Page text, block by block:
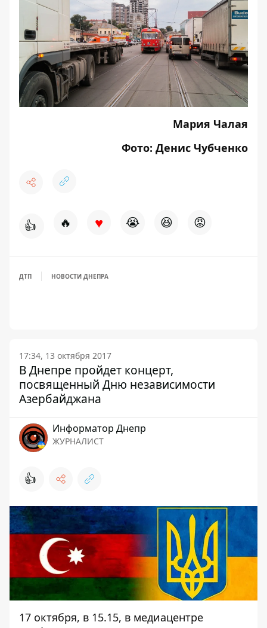
Мария Чалая
Фото: Денис Чубченко
👍 🔥 ♥ 😭 😆 😡
ДТП НОВОСТИ ДНЕПРА
17:34, 13 октября 2017
В Днепре пройдет концерт,
посвященный Дню независимости
Азербайджана
Информатор Днепр
ЖУРНАЛИСТ
👍
17 октября, в 15.15, в медиацентре